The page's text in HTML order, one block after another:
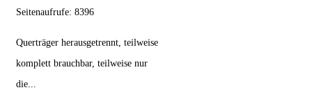
Seitenaufrufe: 8396
Querträger herausgetrennt, teilweise
komplett brauchbar, teilweise nur
die...